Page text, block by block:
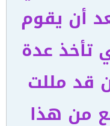
أن يقوم
تأخذ عدة
قد مللت
من هذا